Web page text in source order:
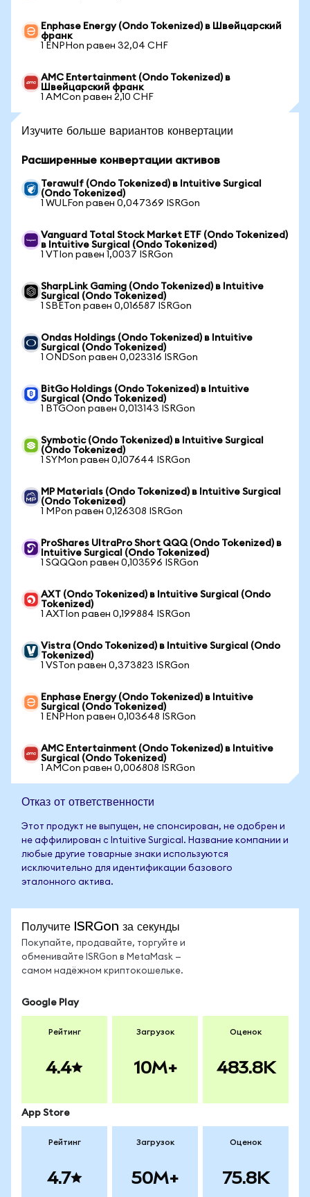
Enphase Energy (Ondo Tokenized) в Швейцарский
франк
1 ENPHon равен 32,04 CHF
AMC Entertainment (Ondo Tokenized) в
Швейцарский франк
1 AMCon равен 2,10 CHF
Изучите больше вариантов конвертации
Расширенные конвертации активов
Terawulf (Ondo Tokenized) в Intuitive Surgical
(Ondo Tokenized)
1 WULFon равен 0,047369 ISRGon
Vanguard Total Stock Market ETF (Ondo Tokenized)
в Intuitive Surgical (Ondo Tokenized)
1 VTIon равен 1,0037 ISRGon
SharpLink Gaming (Ondo Tokenized) в Intuitive
Surgical (Ondo Tokenized)
1 SBETon равен 0,016587 ISRGon
Ondas Holdings (Ondo Tokenized) в Intuitive
Surgical (Ondo Tokenized)
1 ONDSon равен 0,023316 ISRGon
BitGo Holdings (Ondo Tokenized) в Intuitive
Surgical (Ondo Tokenized)
1 BTGOon равен 0,013143 ISRGon
Symbotic (Ondo Tokenized) в Intuitive Surgical
(Ondo Tokenized)
1 SYMon равен 0,107644 ISRGon
MP Materials (Ondo Tokenized) в Intuitive Surgical
(Ondo Tokenized)
1 MPon равен 0,126308 ISRGon
ProShares UltraPro Short QQQ (Ondo Tokenized) в
Intuitive Surgical (Ondo Tokenized)
1 SQQQon равен 0,103596 ISRGon
AXT (Ondo Tokenized) в Intuitive Surgical (Ondo
Tokenized)
1 AXTIon равен 0,199884 ISRGon
Vistra (Ondo Tokenized) в Intuitive Surgical (Ondo
Tokenized)
1 VSTon равен 0,373823 ISRGon
Enphase Energy (Ondo Tokenized) в Intuitive
Surgical (Ondo Tokenized)
1 ENPHon равен 0,103648 ISRGon
AMC Entertainment (Ondo Tokenized) в Intuitive
Surgical (Ondo Tokenized)
1 AMCon равен 0,006808 ISRGon
Отказ от ответственности
Этот продукт не выпущен, не спонсирован, не одобрен и
не аффилирован с Intuitive Surgical. Название компании и
любые другие товарные знаки используются
исключительно для идентификации базового
эталонного актива.
Получите ISRGon за секунды
Покупайте, продавайте, торгуйте и
обменивайте ISRGon в MetaMask —
самом надёжном криптокошельке.
Google Play
Рейтинг
4.4
Загрузок
10M+
Оценок
483.8K
App Store
Рейтинг
4.7
Загрузок
50M+
Оценок
75.8K